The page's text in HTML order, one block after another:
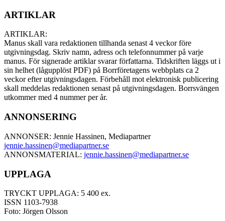
ARTIKLAR
ARTIKLAR:
Manus skall vara redaktionen tillhanda senast 4 veckor före
utgivningsdag. Skriv namn, adress och telefonnummer på varje
manus. För signerade artiklar svarar författarna. Tidskriften läggs ut i
sin helhet (lågupplöst PDF) på Borrföretagens webbplats ca 2
veckor efter utgivningsdagen. Förbehåll mot elektronisk publicering
skall meddelas redaktionen senast på utgivningsdagen. Borrsvängen
utkommer med 4 nummer per år.
ANNONSERING
ANNONSER: Jennie Hassinen, Mediapartner
jennie.hassinen@mediapartner.se
ANNONSMATERIAL: jennie.hassinen@mediapartner.se
UPPLAGA
TRYCKT UPPLAGA: 5 400 ex.
ISSN 1103-7938
Foto: Jörgen Olsson